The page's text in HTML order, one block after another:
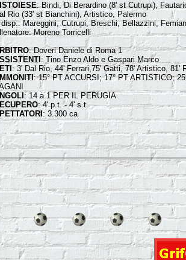
: Bindi, Di Berardino (8' st Cutrupi),
Rio (33' st Bianchini), Artistico, Palermo
disp.: Mareggini, Cutrupi, Breschi, Bellazzini,
Moreno Torricelli
: Doveri Daniele di Roma 1
: Tino Enzo Aldo e Gaspari Marco
: 3' Dal Rio, 44' Ferrari,75' Gatti, 78' Artistico, 81'
: 15° PT ACCURSI; 17° PT ARTISTICO;
: 14 a 1 PER IL PERUGIA
: 4' p.t. - 4' s.t.
: 3.300 ca